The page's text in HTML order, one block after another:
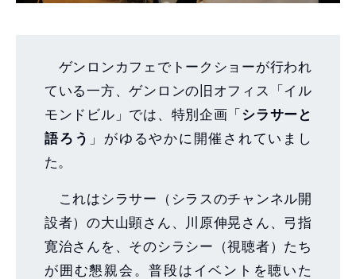
ゲンロンカフェでトークショーが行われ
ている一方、ゲンロンの旧オフィス「イル
モンドビル」では、特別企画「シラサーと
語ろう 」がゆるやかに開催されていまし
た。
これはシラサー（シラスのチャンネル開
設者）の大山顕さん、川原伸晃さん、弓指
寛治さんを、そのシラシー（視聴者）たち
が囲む懇親会。普段はイベントを聴いた